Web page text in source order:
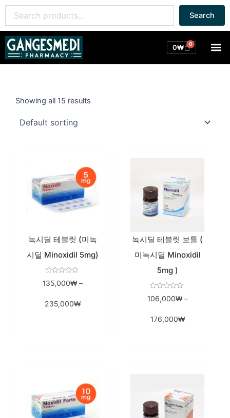
콘
츠
너
for:
Search
0₩ 0
Cart
Showing all 15 results
녹시딜 테블릿 (미녹
시딜 Minoxidil 5mg)
Rated
0
5
135,000₩ –
235,000₩
녹시딜 테블릿 보틀 (
미녹시딜 Minoxidil
5mg )
Rated
0
5
106,000₩–
176,000₩